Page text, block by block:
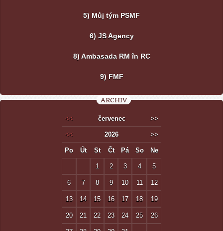
5) Můj tým PSMF
6) JS Agency
8) Ambasada RM în RC
9) FMF
ARCHIV
<< červenec >>
<< 2026 >>
Po Út St Čt Pá So Ne
1 2 3 4 5
6 7 8 9 10 11 12
13 14 15 16 17 18 19
20 21 22 23 24 25 26